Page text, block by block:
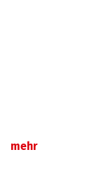
mehr